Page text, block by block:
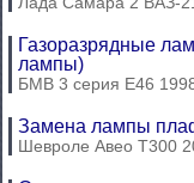
Газоразрядные
лампы)
БМВ 3 серия Е46
Замена лампы
Шевроле Авео Т300